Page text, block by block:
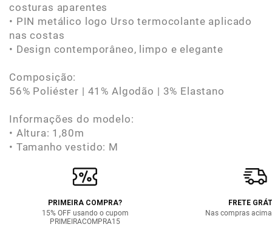
costuras aparentes
• PIN metálico logo Urso termocolante aplicado
nas costas
• Design contemporâneo, limpo e elegante
Composição:
56% Poliéster | 41% Algodão | 3% Elastano
Informações do modelo:
• Altura: 1,80m
• Tamanho vestido: M
PRIMEIRA COMPRA?
15% OFF usando o cupom
PRIMEIRACOMPRA15
FRETE
Nas compras